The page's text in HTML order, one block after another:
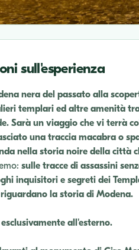
sull'esperienza
nera del passato alla
templari ed altre amenità
Sarà un viaggio che vi terrà
una traccia macabra o
nella storia noire della città
sulle tracce di assassini
inquisitori e segreti dei
la storia di Modena.
esclusivamente all'esterno.